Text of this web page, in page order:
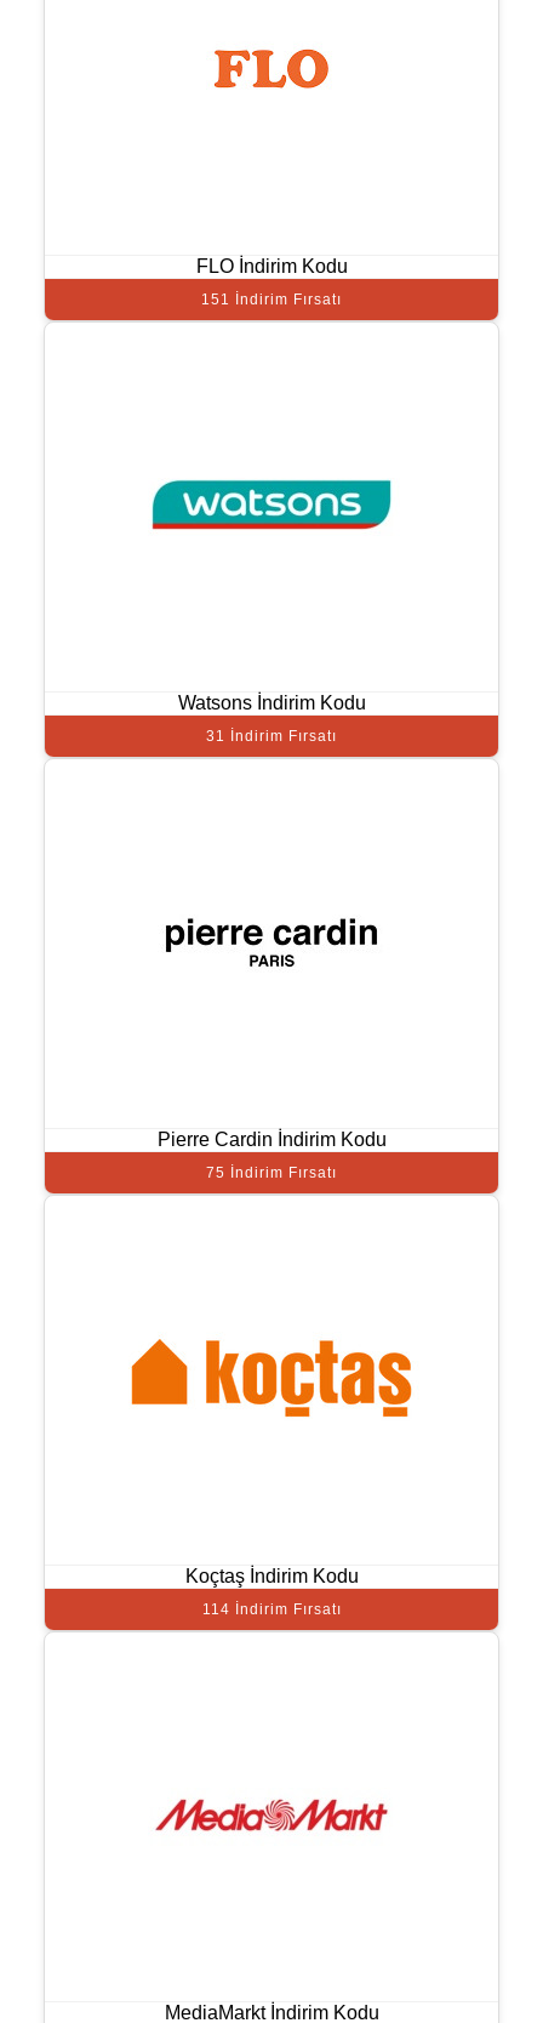
FLO İndirim Kodu
151 İndirim Fırsatı
Watsons İndirim Kodu
31 İndirim Fırsatı
Pierre Cardin İndirim Kodu
75 İndirim Fırsatı
Koçtaş İndirim Kodu
114 İndirim Fırsatı
MediaMarkt İndirim Kodu